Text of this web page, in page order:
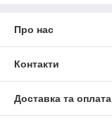
Про нас
Контакти
Доставка та оплата